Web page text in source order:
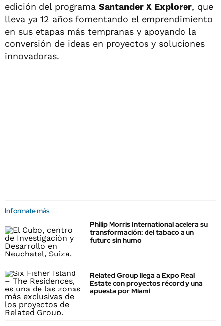
edición del programa Santander X Explorer, que
lleva ya 12 años fomentando el emprendimiento
en sus etapas más tempranas y apoyando la
conversión de ideas en proyectos y soluciones
innovadoras.
Informate más
Philip Morris International acelera su
transformación: del tabaco a un
futuro sin humo
Related Group llega a Expo Real
Estate con proyectos récord y una
apuesta por Miami